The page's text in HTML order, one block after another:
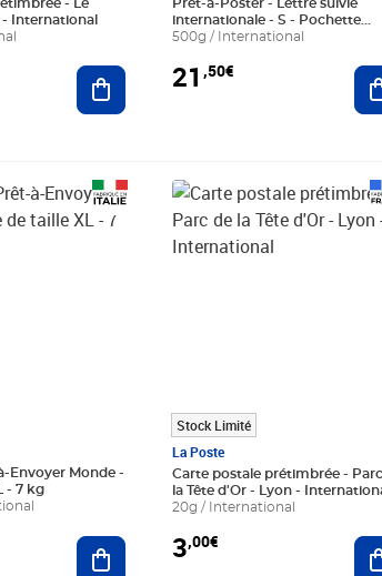
- Le
International
Ajouter au panier
Prêt-à-Poster - Lettre suivie
internationale - S - Pochette
cartonnée - Format A4
500g / International
21 ,50€
Envoyer Monde -
- 7 kg
Ajouter au panier
Stock Limité
La Poste
Carte postale prétimbrée -
la Tête d'Or - Lyon -
20g / International
3,00€
Prix 3,00€